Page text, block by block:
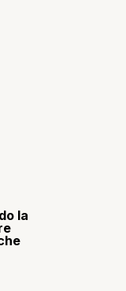
la